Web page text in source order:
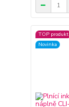
TOP produkt
Novinka